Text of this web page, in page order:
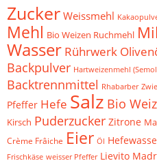
ZuckerWeissmehl
Mehl Bio Weizen Ruchmehl
Wasser Rührwerk
Backpulver Hartweizenmehl
Backtrennmittel Rhabarber
Pfeffer Hefe Salz Bio
Kirsch Puderzucker Zitrone
Crème Frâiche Eier Öl
Frischkäse weisser Pfeffer Lievito